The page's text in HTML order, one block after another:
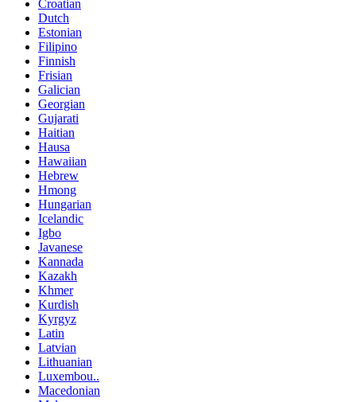
Croatian
Dutch
Estonian
Filipino
Finnish
Frisian
Galician
Georgian
Gujarati
Haitian
Hausa
Hawaiian
Hebrew
Hmong
Hungarian
Icelandic
Igbo
Javanese
Kannada
Kazakh
Khmer
Kurdish
Kyrgyz
Latin
Latvian
Lithuanian
Luxembou..
Macedonian